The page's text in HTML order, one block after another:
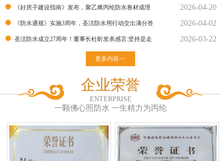
部门的检测报告
《好房子建设指南》发布，聚乙烯丙纶防水卷材成理
想建材
2026-04-20
《防水通规》实施3周年，圣洁防水用行动交出满分答
卷
2026-04-02
圣洁防水成立27周年！董事长杜昕发表感言:坚持是走 2026-03-22
更多内容>>
企业荣誉
ENTERPRISE
一颗佛心照防水 一生精力为丙纶